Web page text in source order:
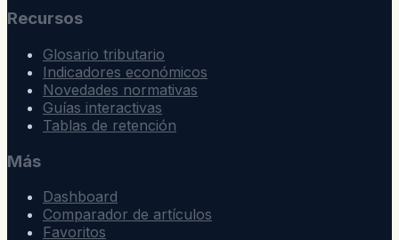
Recursos
Glosario tributario
Indicadores económicos
Novedades normativas
Guías interactivas
Tablas de retención
Más
Dashboard
Comparador de artículos
Favoritos